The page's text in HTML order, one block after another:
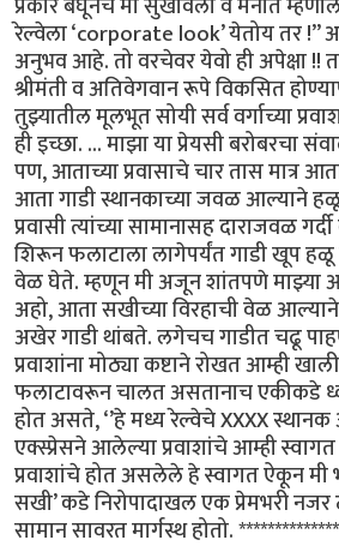
रेल्वेला ‘corporate look’ येतोय तर !”
अनुभव आहे. तो वरचेवर येवो ही अपेक्षा !!
श्रीमंती व अतिवेगवान रूपे विकसित
तुझ्यातील मूलभूत सोयी सर्व वर्गाच्या
ही इच्छा. ... माझा या प्रेयसी बरोबरचा
पण, आताच्या प्रवासाचे चार तास
आता गाडी स्थानकाच्या जवळ आल्याने
प्रवासी त्यांच्या सामानासह दाराजवळ
शिरून फलाटाला लागेपर्यंत गाडी खूप
वेळ घेते. म्हणून मी अजून शांतपणे
अहो, आता सखीच्या विरहाची वेळ
अखेर गाडी थांबते. लगेचच गाडीत चढू
प्रवाशांना मोठ्या कष्टाने रोखत आम्ही
फलाटावरून चालत असतानाच एकीकडे
होत असते, ‘’हे मध्य रेल्वेचे XXXX
एक्स्प्रेसने आलेल्या प्रवाशांचे आम्ही
प्रवाशांचे होत असलेले हे स्वागत ऐकून मी
सखी’ कडे निरोपादाखल एक प्रेमभरी
सामान सावरत मार्गस्थ होतो.